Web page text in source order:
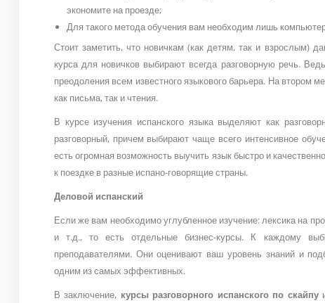
экономите на проезде;
Для такого метода обучения вам необходим лишь
Стоит заметить, что новичкам (как детям, так и взрослым)
курса для новичков выбирают всегда разговорную речь.
преодоления всем известного языкового барьера. На втором
как письма, так и чтения.
В курсе изучения испанского языка выделяют как
разговорный, причем выбирают чаще всего интенсивное
есть огромная возможность выучить язык быстро и
к поездке в разные испано-говорящие страны.
Деловой испанский
Если же вам необходимо углубленное изучение: лексика на
и т.д., то есть отдельные бизнес-курсы. К каждому
преподавателями. Они оценивают ваш уровень знаний и
одним из самых эффективных.
В заключение, курсы разговорного испанского по скайпу